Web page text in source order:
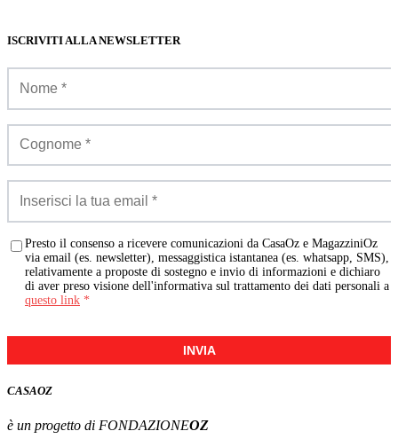
ISCRIVITI ALLA NEWSLETTER
Presto il consenso a ricevere comunicazioni da CasaOz e MagazziniOz
via email (es. newsletter), messaggistica istantanea (es. whatsapp, SMS),
relativamente a proposte di sostegno e invio di informazioni e dichiaro
di aver preso visione dell'informativa sul trattamento dei dati personali a
questo link *
INVIA
CASAOZ
è un progetto di FONDAZIONEOZ